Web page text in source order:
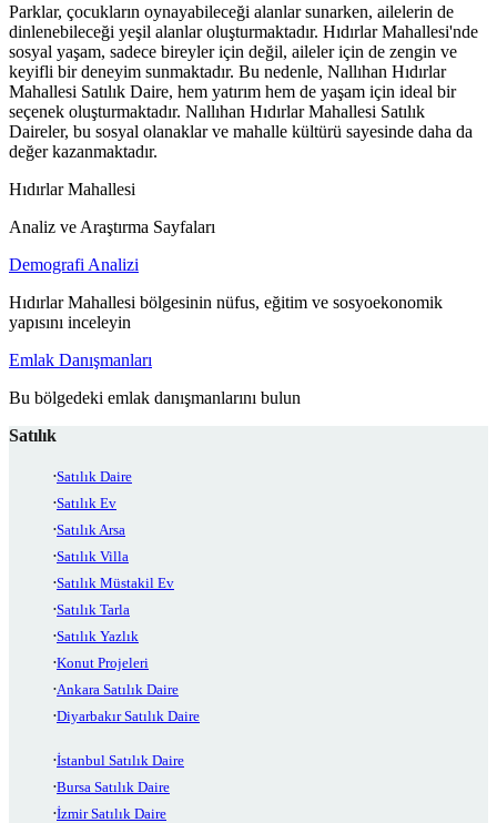
Parklar, çocukların oynayabileceği alanlar sunarken, ailelerin de
dinlenebileceği yeşil alanlar oluşturmaktadır. Hıdırlar Mahallesi'nde
sosyal yaşam, sadece bireyler için değil, aileler için de zengin ve
keyifli bir deneyim sunmaktadır. Bu nedenle, Nallıhan Hıdırlar
Mahallesi Satılık Daire, hem yatırım hem de yaşam için ideal bir
seçenek oluşturmaktadır. Nallıhan Hıdırlar Mahallesi Satılık
Daireler, bu sosyal olanaklar ve mahalle kültürü sayesinde daha da
değer kazanmaktadır.
Hıdırlar Mahallesi
Analiz ve Araştırma Sayfaları
Demografi Analizi
Hıdırlar Mahallesi bölgesinin nüfus, eğitim ve sosyoekonomik
yapısını inceleyin
Emlak Danışmanları
Bu bölgedeki emlak danışmanlarını bulun
Satılık
Satılık Daire
Satılık Ev
Satılık Arsa
Satılık Villa
Satılık Müstakil Ev
Satılık Tarla
Satılık Yazlık
Konut Projeleri
Ankara Satılık Daire
Diyarbakır Satılık Daire
İstanbul Satılık Daire
Bursa Satılık Daire
İzmir Satılık Daire